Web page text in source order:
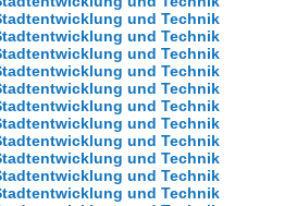
und Technik
und Technik
und Technik
und Technik
und Technik
und Technik
und Technik
und Technik
und Technik
und Technik
und Technik